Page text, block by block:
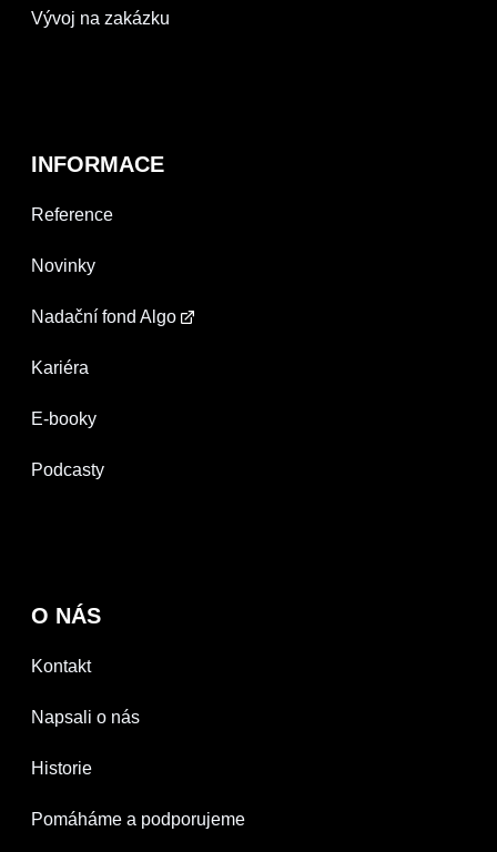
Vývoj na zakázku
INFORMACE
Reference
Novinky
Nadační fond Algo
Kariéra
E-booky
Podcasty
O NÁS
Kontakt
Napsali o nás
Historie
Pomáháme a podporujeme